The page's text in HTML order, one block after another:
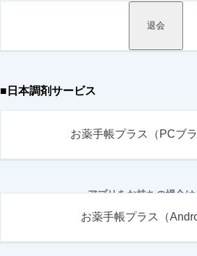
退会
■日本調剤サービス
お薬手帳プラス（PCブラ
アプリをお持ちの場合
お薬手帳プラス（